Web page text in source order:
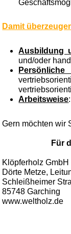
Damit
Ausbildung
und/oder
Arbeitsweise
Gern möchten wir
Für
Klöpferholz
Dörte Metze,
Schleißheimer
85748 Garching
www.weltholz.de